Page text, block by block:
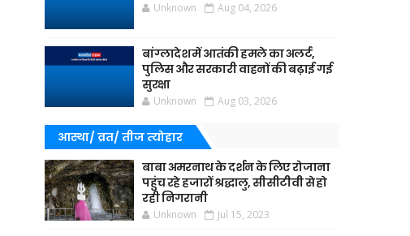
Unknown Aug 04, 2026
बांग्लादेश में आतंकी हमले का अलर्ट,
पुलिस और सरकारी वाहनों की बढ़ाई गई
सुरक्षा
Unknown Aug 03, 2026
आस्था/ व्रत/ तीज त्‍योहार
बाबा अमरनाथ के दर्शन के लिए रोजाना
पहुंच रहे हजारों श्रद्धालु, सीसीटीवी से हो
रही निगरानी
Unknown Jul 15, 2023